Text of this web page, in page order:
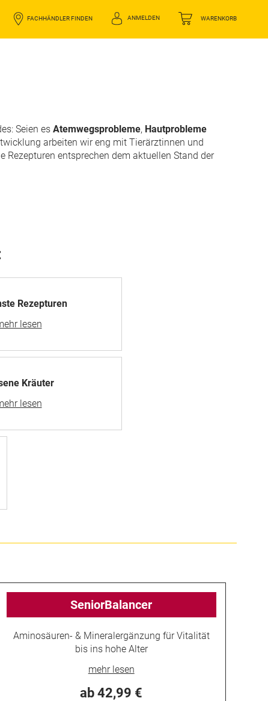
WARENKORB
FACHHÄNDLER FINDEN ANMELDEN
Seien es Atemwegsprobleme, Hautprobleme
arbeiten wir eng mit Tierärztinnen und
entsprechen dem aktuellen Stand der
Rezepturen
Kräuter
SeniorBalancer
Aminosäuren- & Mineralergänzung für Vitalität
bis ins hohe Alter
ab 42,99 €